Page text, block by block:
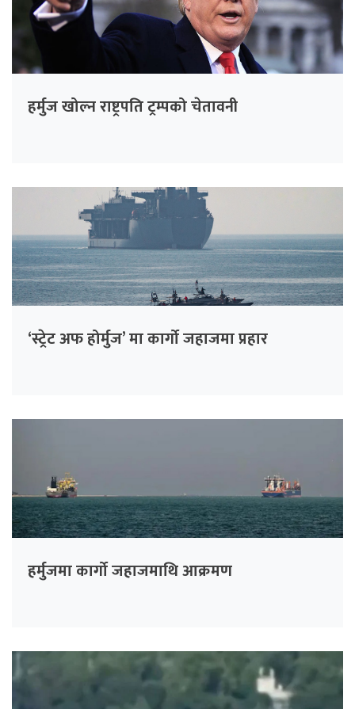
हर्मुज खोल्न राष्ट्रपति ट्रम्पको चेतावनी
‘स्ट्रेट अफ होर्मुज’ मा कार्गो जहाजमा प्रहार
हर्मुजमा कार्गो जहाजमाथि आक्रमण